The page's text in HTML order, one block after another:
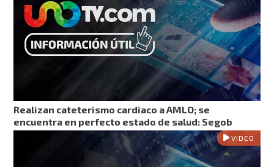
Realizan cateterismo cardiaco a AMLO; se
encuentra en perfecto estado de salud: Segob
VIDEO